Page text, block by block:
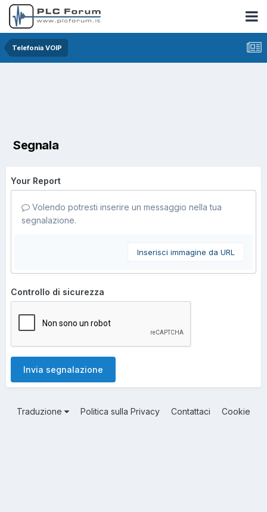
Telefonia VOIP
Segnala
Your Report
Volendo potresti inserire un messaggio nella tua
segnalazione.
Inserisci immagine da URL
Controllo di sicurezza
Invia segnalazione
Traduzione Politica sulla Privacy Contattaci Cookie